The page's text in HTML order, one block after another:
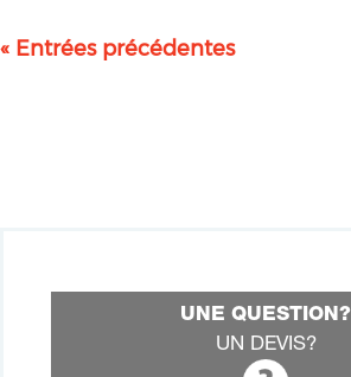
« Entrées précédentes
UNE QUESTION?
UN DEVIS?